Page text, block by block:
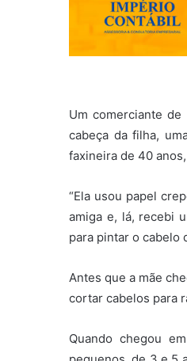
Um comerciante
cabeça da filha,
faxineira de 40
“Ela usou papel
amiga e, lá, recebi
para pintar o cabelo
Antes que a mãe
cortar cabelos para
Quando chegou